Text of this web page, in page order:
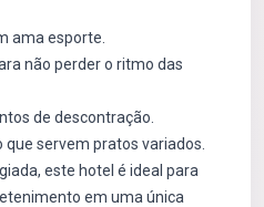
ama esporte.
não perder o ritmo das
de descontração.
servem pratos variados.
este hotel é ideal para
em uma única